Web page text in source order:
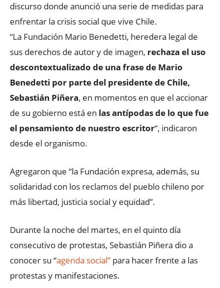
discurso donde anunció una serie de medidas para
enfrentar la crisis social que vive Chile.
“La Fundación Mario Benedetti, heredera legal de
sus derechos de autor y de imagen, rechaza el uso
descontextualizado de una frase de Mario
Benedetti por parte del presidente de Chile,
Sebastián Piñera, en momentos en que el accionar
de su gobierno está en las antípodas de lo que fue
el pensamiento de nuestro escritor“, indicaron
desde el organismo.
Agregaron que “la Fundación expresa, además, su
solidaridad con los reclamos del pueblo chileno por
más libertad, justicia social y equidad”.
Durante la noche del martes, en el quinto día
consecutivo de protestas, Sebastián Piñera dio a
conocer su “agenda social” para hacer frente a las
protestas y manifestaciones.